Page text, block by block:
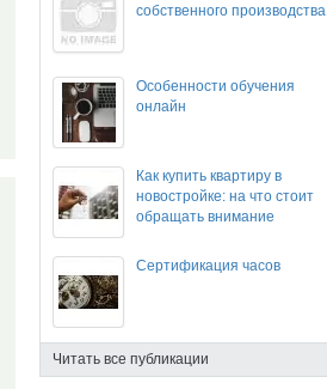
собственного производства
Особенности обучения
онлайн
Как купить квартиру в
новостройке: на что стоит
обращать внимание
Сертификация часов
Читать все публикации